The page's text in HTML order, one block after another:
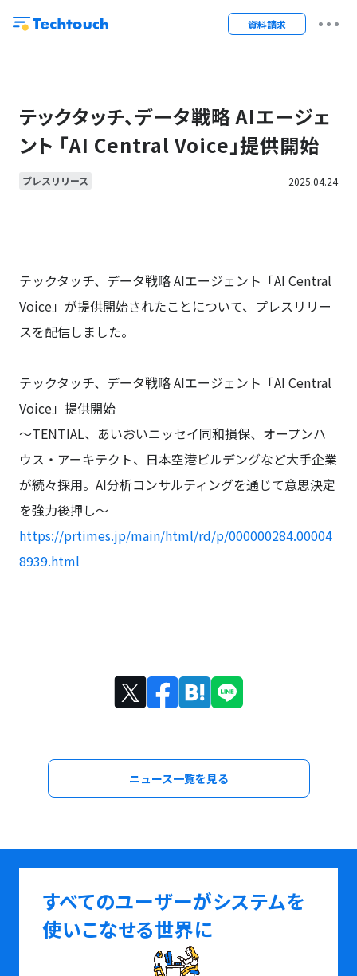
資料請求
テックタッチ、データ戦略 AIエージェ
ント 「AI Central Voice」提供開始
プレスリリース 2025.04.24
テックタッチ、データ戦略 AIエージェント「AI Central
Voice」が提供開始されたことについて、プレスリリー
スを配信しました。
テックタッチ、データ戦略 AIエージェント「AI Central
Voice」提供開始
〜TENTIAL、あいおいニッセイ同和損保、オープンハ
ウス・アーキテクト、日本空港ビルデングなど大手企業
が続々採用。AI分析コンサルティングを通じて意思決定
を強力後押し〜
https://prtimes.jp/main/html/rd/p/000000284.00004
8939.html
ニュース一覧を見る
すべてのユーザーがシステムを
使いこなせる世界に